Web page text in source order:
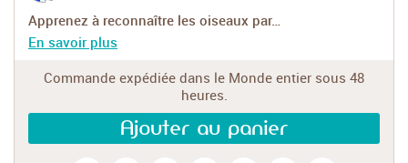
Réinitialiser
Apprenez à reconnaître les oiseaux par…
En savoir plus
Commande expédiée dans le Monde entier sous 48
heures.
Ajouter au panier